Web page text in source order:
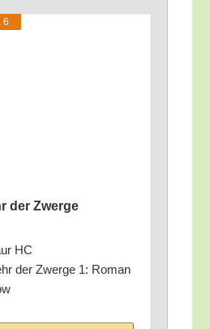
6
der Zwer­ge
HC
der Zwer­ge 1: Roman